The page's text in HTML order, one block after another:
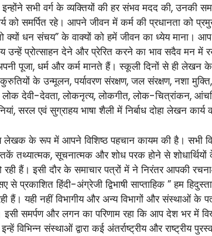
इन्होंने सभी वर्ग के व्यक्तियों की हर संभव मदद की,
को समर्पित रहे। आपने जीवन में कर्म की प्रधानता को
धन संचय” के वाक्यों को हमें जीवन का ध्येय माना। आप
उन्हें प्रोत्साहन देने और प्रेरित करने का भाव सदैव मन में
पूजा, धर्म और कर्म मानते हैं। स्कूली दिनों से ही लेखन के
के उन्मूलन, पर्यावरण संरक्षण, जल संरक्षण, नशा
देवी-देवता, लोकनृत्य, लोकगीत, लोक-चित्रांकन,
सरल एवं सुग्राहय भाषा शैली में निर्बाध दोहा लेखन
के रूप में आपने विशिष्ठ पहचान कायम की है। सभी
सूचनात्मक और शोध परक होने से शोधार्थियों के
रही हैं। इसी दौर के समाचार पत्रों में ने निरंतर आपकी
से प्रकाशित हिंदी-अंग्रेजी द्विभाषी साप्ताहिक ” हम
हैं। यही नहीं विभागीय और अन्य विभागों और
इसी समर्पण और लगन का परिणाम रहा कि आप देश भर में
विभिन्न संस्थाओं द्वारा कई अंतर्राष्ट्रीय और राष्ट्रीय